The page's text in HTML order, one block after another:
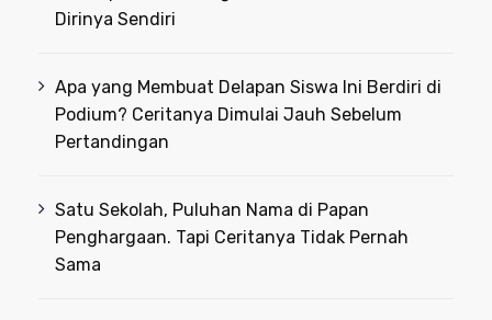
Dirinya Sendiri
Apa yang Membuat Delapan Siswa Ini Berdiri di
Podium? Ceritanya Dimulai Jauh Sebelum
Pertandingan
Satu Sekolah, Puluhan Nama di Papan
Penghargaan. Tapi Ceritanya Tidak Pernah
Sama